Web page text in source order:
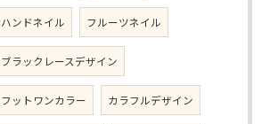
ハンドネイル フルーツネイル
ブラックレースデザイン
フットワンカラー カラフルデザイン